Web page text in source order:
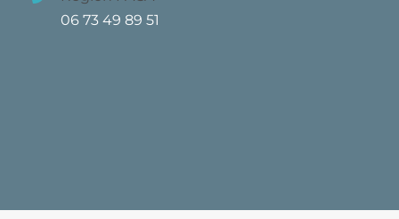
06 73 49 89 51